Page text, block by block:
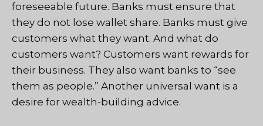
foreseeable future. Banks must ensure that
they do not lose wallet share. Banks must give
customers what they want. And what do
customers want? Customers want rewards for
their business. They also want banks to “see
them as people.” Another universal want is a
desire for wealth-building advice.